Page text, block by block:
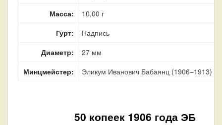
Масса:
10,00 г
Гурт:
Надпись
Диаметр:
27 мм
Минцмейстер:
Эликум Иванович Бабаянц (1906–1913)
50 копеек 1906 года ЭБ